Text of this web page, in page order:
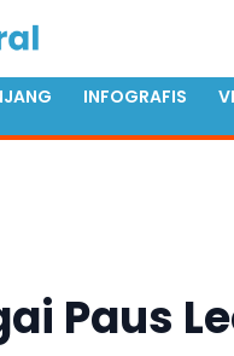
INFOGRAFIS
Paus